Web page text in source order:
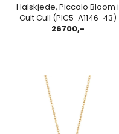
Halskjede, Piccolo Bloom i
Gult Gull (PIC5-A1146-43)
26700,-